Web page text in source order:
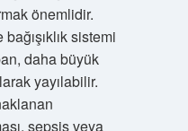
önemlidir.
sistemi
daha büyük
yayılabilir.
sepsis veya